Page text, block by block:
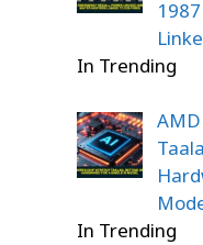
In Trending
In Trending